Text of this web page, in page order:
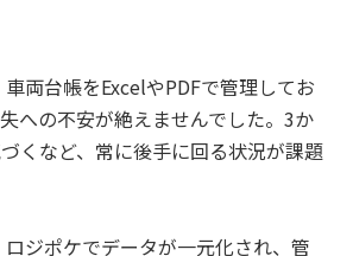
車両台帳をExcelやPDFで管理してお
への不安が絶えませんでした。3か
くなど、常に後手に回る状況が課題
ロジポケでデータが一元化され、管